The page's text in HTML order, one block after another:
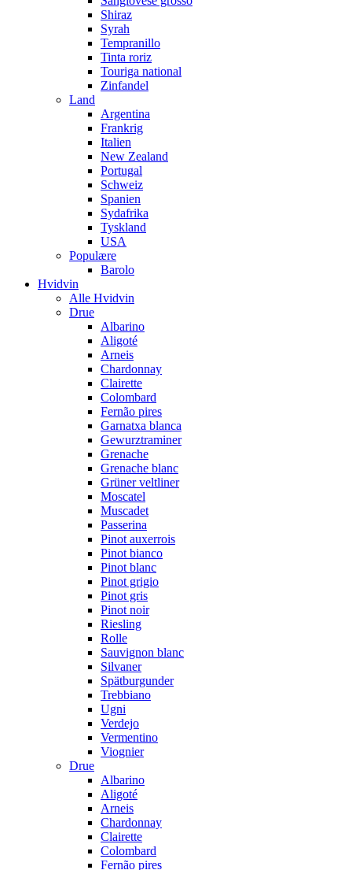
Shiraz
Syrah
Tempranillo
Tinta roriz
Touriga national
Zinfandel
Land
Argentina
Frankrig
Italien
New Zealand
Portugal
Schweiz
Spanien
Sydafrika
Tyskland
USA
Populære
Barolo
Hvidvin
Alle Hvidvin
Drue
Albarino
Aligoté
Arneis
Chardonnay
Clairette
Colombard
Fernão pires
Garnatxa blanca
Gewurztraminer
Grenache
Grenache blanc
Grüner veltliner
Moscatel
Muscadet
Passerina
Pinot auxerrois
Pinot bianco
Pinot blanc
Pinot grigio
Pinot gris
Pinot noir
Riesling
Rolle
Sauvignon blanc
Silvaner
Spätburgunder
Trebbiano
Ugni
Verdejo
Vermentino
Viognier
Drue
Albarino
Aligoté
Arneis
Chardonnay
Clairette
Colombard
Fernão pires